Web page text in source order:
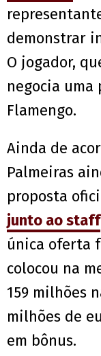
demonstrar
O jogador,
negocia uma
Flamengo.
Ainda de
Palmeiras
proposta
junto ao staff
única oferta
colocou na
159 milhões
milhões de
em bônus.